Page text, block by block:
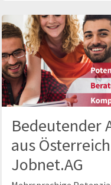
Bedeutender
aus
Jobnet.AG